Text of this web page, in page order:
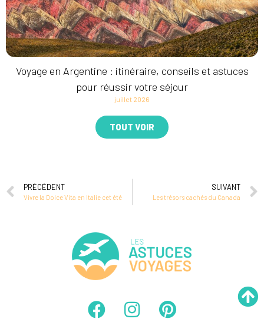
Voyage en Argentine : itinéraire, conseils et astuces
pour réussir votre séjour
juillet 2026
TOUT VOIR
PRÉCÉDENT
Vivre la Dolce Vita en Italie cet été
SUIVANT
Les trésors cachés du Canada